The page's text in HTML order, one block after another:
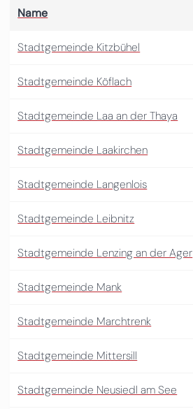
Name
Stadtgemeinde Kitzbühel
Stadtgemeinde Köflach
Stadtgemeinde Laa an der Thaya
Stadtgemeinde Laakirchen
Stadtgemeinde Langenlois
Stadtgemeinde Leibnitz
Stadtgemeinde Lenzing an der Ager
Stadtgemeinde Mank
Stadtgemeinde Marchtrenk
Stadtgemeinde Mittersill
Stadtgemeinde Neusiedl am See